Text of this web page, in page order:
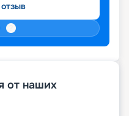
от наших